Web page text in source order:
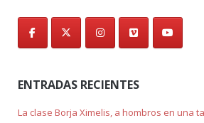
ENTRADAS RECIENTES
La clase Borja Ximelis, a hombros en una